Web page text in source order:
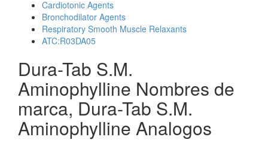
Cardiotonic Agents
Bronchodilator Agents
Respiratory Smooth Muscle Relaxants
ATC:R03DA05
Dura-Tab S.M.
Aminophylline Nombres de
marca, Dura-Tab S.M.
Aminophylline Analogos